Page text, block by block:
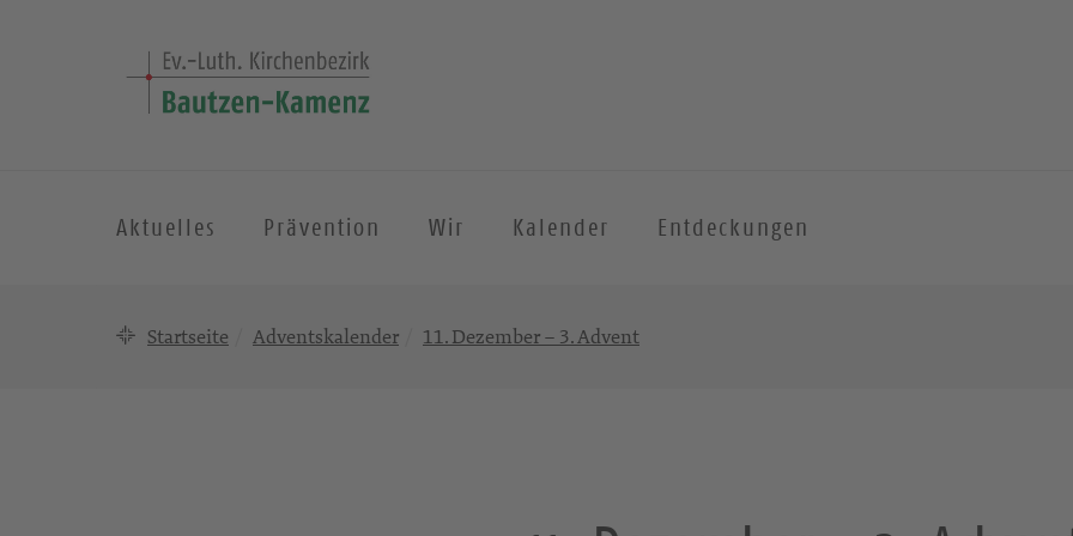
Aktuelles Prävention Wir Kalender Entdeckungen
Startseite Adventskalender 11. Dezember – 3. Advent